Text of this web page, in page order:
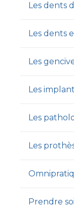
Les dents
Les dents
Les
Les
Les
Les
Prendre